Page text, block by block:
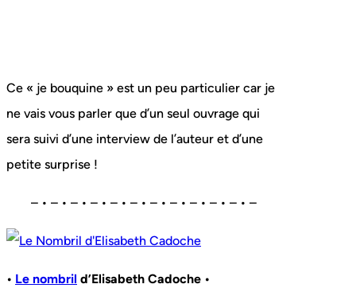
Ce « je bouquine » est un peu particulier car je
ne vais vous parler que d’un seul ouvrage qui
sera suivi d’une interview de l’auteur et d’une
petite surprise !
– • – • – • – • – • – • – • – • – • – • – • –
• Le nombril d’Elisabeth Cadoche •